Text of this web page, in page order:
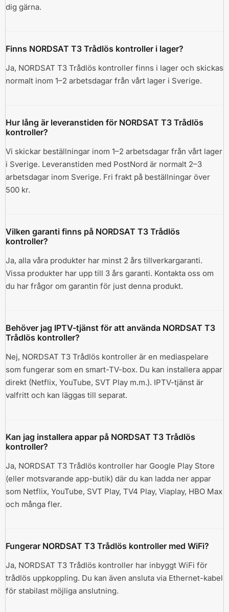
dig gärna.
Finns NORDSAT T3 Trådlös kontroller i lager?
Ja, NORDSAT T3 Trådlös kontroller finns i lager och skickas
normalt inom 1–2 arbetsdagar från vårt lager i Sverige.
Hur lång är leveranstiden för NORDSAT T3 Trådlös
kontroller?
Vi skickar beställningar inom 1–2 arbetsdagar från vårt lager
i Sverige. Leveranstiden med PostNord är normalt 2–3
arbetsdagar inom Sverige. Fri frakt på beställningar över
500 kr.
Vilken garanti finns på NORDSAT T3 Trådlös
kontroller?
Ja, alla våra produkter har minst 2 års tillverkargaranti.
Vissa produkter har upp till 3 års garanti. Kontakta oss om
du har frågor om garantin för just denna produkt.
Behöver jag IPTV-tjänst för att använda NORDSAT T3
Trådlös kontroller?
Nej, NORDSAT T3 Trådlös kontroller är en mediaspelare
som fungerar som en smart-TV-box. Du kan installera appar
direkt (Netflix, YouTube, SVT Play m.m.). IPTV-tjänst är
valfritt och kan läggas till separat.
Kan jag installera appar på NORDSAT T3 Trådlös
kontroller?
Ja, NORDSAT T3 Trådlös kontroller har Google Play Store
(eller motsvarande app-butik) där du kan ladda ner appar
som Netflix, YouTube, SVT Play, TV4 Play, Viaplay, HBO Max
och många fler.
Fungerar NORDSAT T3 Trådlös kontroller med WiFi?
Ja, NORDSAT T3 Trådlös kontroller har inbyggt WiFi för
trådlös uppkoppling. Du kan även ansluta via Ethernet-kabel
för stabilast möjliga anslutning.